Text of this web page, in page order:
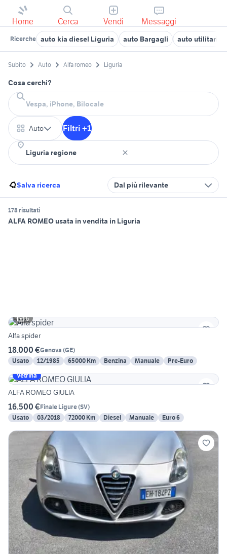
Home Cerca Vendi Messaggi
Ricerche auto kia diesel Liguria auto Bargagli auto utilitaria
Subito Auto Alfa romeo Liguria
Cosa cerchi?
Auto Filtri +1
Salva ricerca Dal più rilevante
178 risultati
ALFA ROMEO usata in vendita in Liguria
6
Alfa spider
18.000 €Genova (GE)
Usato
12/1985 65000 Km Benzina Manuale
Pre-Euro
Vetrina
ALFA ROMEO GIULIA
16.500 €Finale Ligure(SV)
Usato
03/2018 72000 Km Diesel Manuale Euro 6